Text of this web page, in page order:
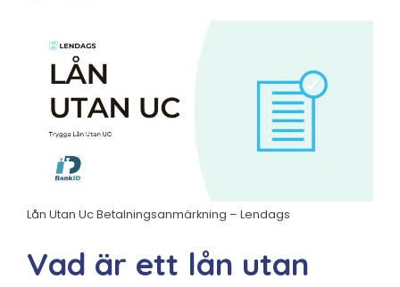
Lån Utan Uc Betalningsanmärkning – Lendags
Vad är ett lån utan